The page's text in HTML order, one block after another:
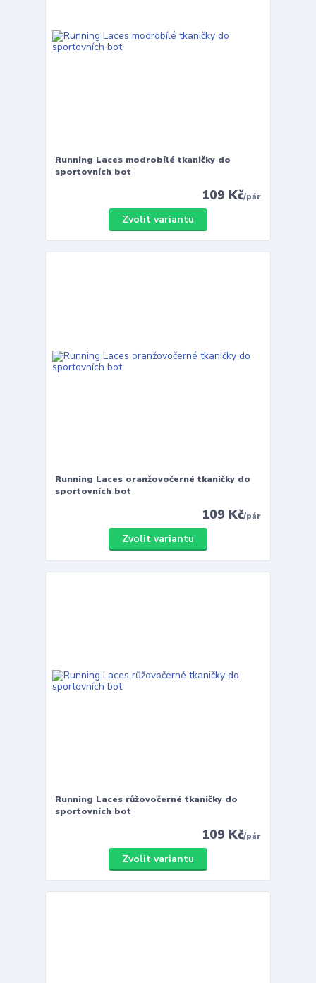
Running Laces modrobílé tkaničky do
sportovních bot
109 Kč/pár
Zvolit variantu
Running Laces oranžovočerné tkaničky do
sportovních bot
109 Kč/pár
Zvolit variantu
Running Laces růžovočerné tkaničky do
sportovních bot
109 Kč/pár
Zvolit variantu